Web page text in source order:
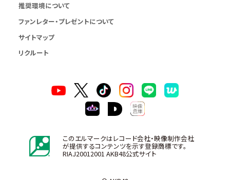
推奨環境について
ファンレター・プレゼントについて
サイトマップ
リクルート
このエルマークはレコード会社・映像制作会社
が提供するコンテンツを示す登録商標です。
RIAJ20012001 AKB48公式サイト